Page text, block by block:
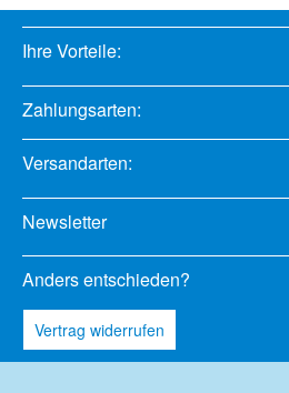
Ihre Vorteile:
Zahlungsarten:
Versandarten:
Newsletter
Anders entschieden?
Vertrag widerrufen